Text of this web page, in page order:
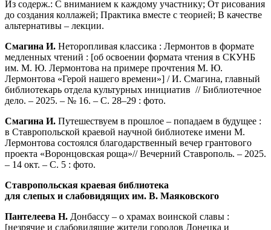
Из содерж.: С вниманием к каждому участнику; От рисования
до создания коллажей; Практика вместе с теорией; В качестве
альтернативы – лекции.
Смагина И. Неторопливая классика : Лермонтов в формате
медленных чтений : [об освоении формата чтения в СКУНБ
им. М. Ю. Лермонтова на примере прочтения М. Ю.
Лермонтова «Герой нашего времени»] / И. Смагина, главный
библиотекарь отдела культурных инициатив // Библиотечное
дело. – 2025. – № 16. – С. 28–29 : фото.
Смагина И. Путешествуем в прошлое – попадаем в будущее :
в Ставропольской краевой научной библиотеке имени М.
Лермонтова состоялся благодарственный вечер грантового
проекта «Воронцовская роща»// Вечерний Ставрополь. – 2025.
– 14 окт. – С. 5 : фото.
Ставропольская краевая библиотека
для слепых и слабовидящих им. В. Маяковского
Пантелеева Н. Донбассу – о храмах воинской славы :
[незрячие и слабовидящие жители городов Донецка и